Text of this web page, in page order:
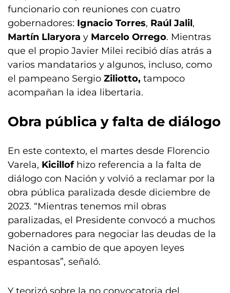
funcionario con reuniones con cuatro
gobernadores: Ignacio Torres, Raúl Jalil,
Martín Llaryora y Marcelo Orrego. Mientras
que el propio Javier Milei recibió días atrás a
varios mandatarios y algunos, incluso, como
el pampeano Sergio Ziliotto, tampoco
acompañan la idea libertaria.
Obra pública y falta de diálogo
En este contexto, el martes desde Florencio
Varela, Kicillof hizo referencia a la falta de
diálogo con Nación y volvió a reclamar por la
obra pública paralizada desde diciembre de
2023. “Mientras tenemos mil obras
paralizadas, el Presidente convocó a muchos
gobernadores para negociar las deudas de la
Nación a cambio de que apoyen leyes
espantosas”, señaló.